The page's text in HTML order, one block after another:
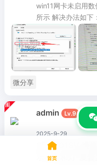
win11网卡未启用
所示 解决办法如下
微分享
admin Lv.9
2025-9-29
SF-S201SV 维
示小人和灯-夏

首页